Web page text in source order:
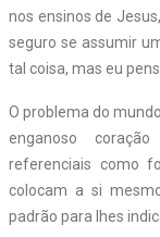
nos ensinos de
seguro se assumir
tal coisa, mas eu
O problema do
enganoso
referenciais como
colocam a si
padrão para lhes